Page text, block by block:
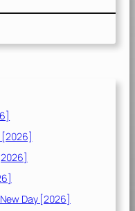
[2026]
Day [2026]